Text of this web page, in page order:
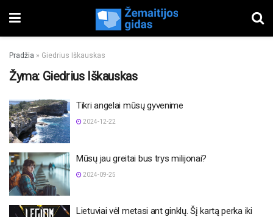
Pradžia » Giedrius Iškauskas
Žyma: Giedrius Iškauskas
Tikri angelai mūsų gyvenime
2024-12-22
Mūsų jau greitai bus trys milijonai?
2024-09-25
Lietuviai vėl metasi ant ginklų. Šį kartą perka iki